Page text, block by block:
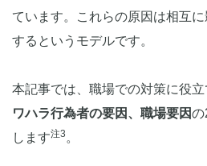
ています。これらの原因は相互
するというモデルです。
本記事では、職場での対策に役
ワハラ行為者の要因、職場要因の
します注3 。